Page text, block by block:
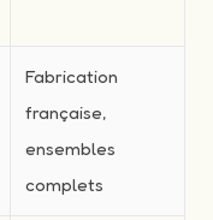
Fabrication
française,
ensembles
complets